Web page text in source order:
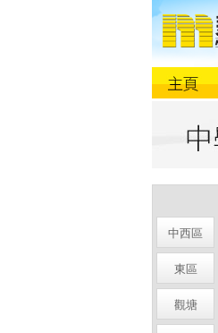
中西區
東區
觀塘